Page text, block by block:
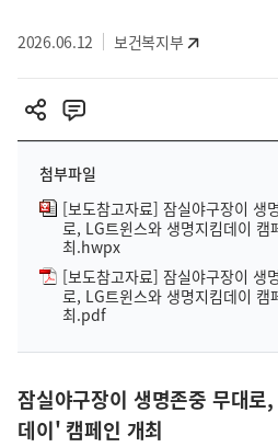
2026.06.12 보건복지부
첨부파일
[보도참고자료] 잠실야구장이 생
로, LG트윈스와 생명지킴데이 캠
최.hwpx
[보도참고자료] 잠실야구장이 생
로, LG트윈스와 생명지킴데이 캠
최.pdf
잠실야구장이 생명존중 무대로
데이' 캠페인 개최